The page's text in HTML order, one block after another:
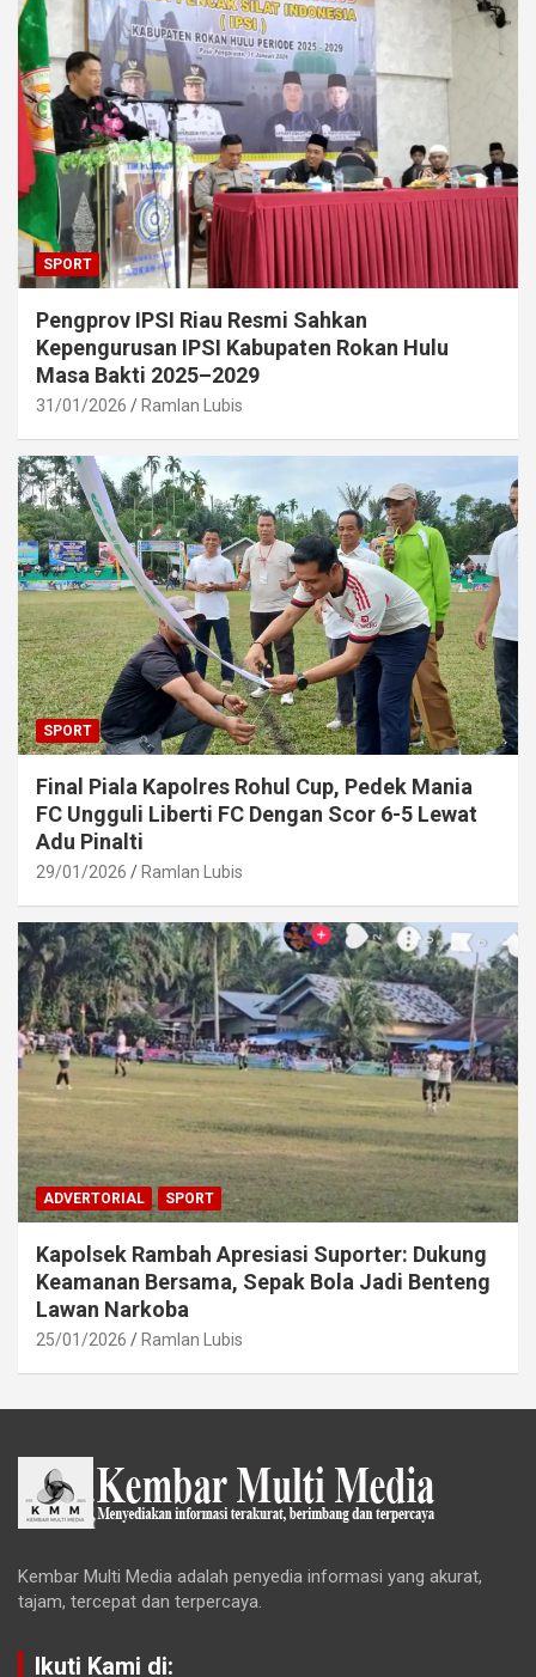
SPORT
Pengprov IPSI Riau Resmi Sahkan
Kepengurusan IPSI Kabupaten Rokan Hulu
Masa Bakti 2025–2029
31/01/2026 Ramlan Lubis
SPORT
Final Piala Kapolres Rohul Cup, Pedek Mania
FC Ungguli Liberti FC Dengan Scor 6-5 Lewat
Adu Pinalti
29/01/2026 Ramlan Lubis
ADVERTORIAL SPORT
Kapolsek Rambah Apresiasi Suporter: Dukung
Keamanan Bersama, Sepak Bola Jadi Benteng
Lawan Narkoba
25/01/2026 Ramlan Lubis
Kembar Multi Media adalah penyedia informasi yang akurat,
tajam, tercepat dan terpercaya.
Ikuti Kami di: